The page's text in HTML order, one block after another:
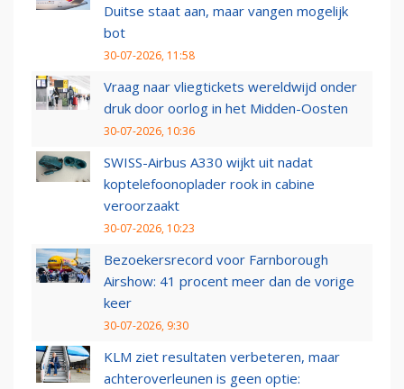
Duitse staat aan, maar vangen mogelijk
bot
30-07-2026, 11:58
Vraag naar vliegtickets wereldwijd onder
druk door oorlog in het Midden-Oosten
30-07-2026, 10:36
SWISS-Airbus A330 wijkt uit nadat
koptelefoonoplader rook in cabine
veroorzaakt
30-07-2026, 10:23
Bezoekersrecord voor Farnborough
Airshow: 41 procent meer dan de vorige
keer
30-07-2026, 9:30
KLM ziet resultaten verbeteren, maar
achteroverleunen is geen optie: